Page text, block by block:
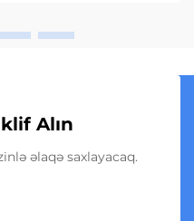
Alın
əlaqə saxlayacaq.